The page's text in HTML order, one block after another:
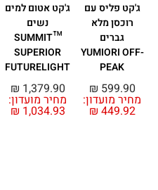
ג'קט פליס עם
רוכסן מלא
גברים
YUMIORI OFF-
PEAK
מחיר מועדון:
₪ 449.92
₪ 599.90
ג'קט אטום למים
נשים
™SUMMIT
SUPERIOR
FUTURELIGHT
מחיר מועדון:
₪ 1,034.93
₪ 1,379.90